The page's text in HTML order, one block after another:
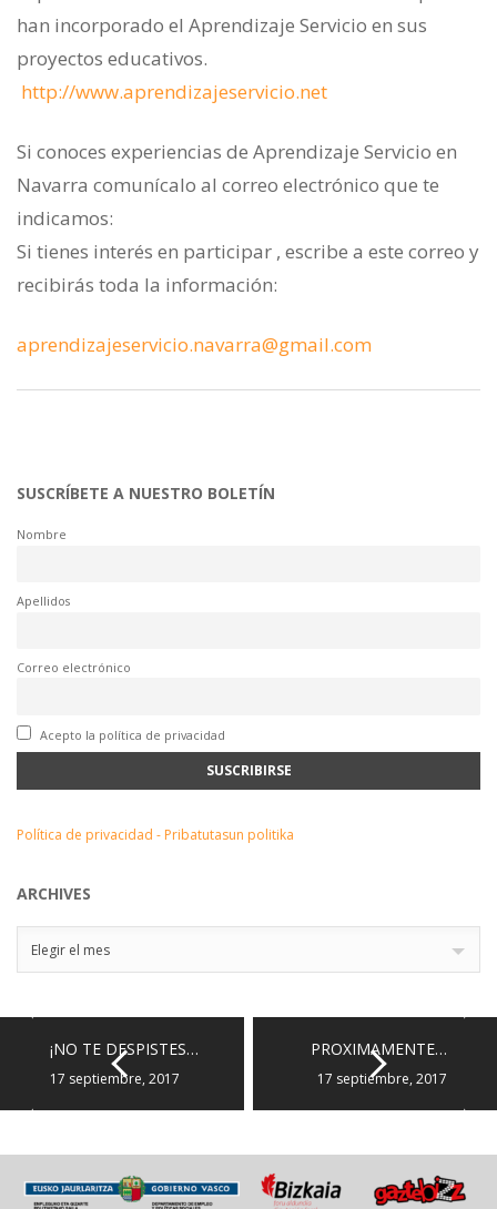
han incorporado el Aprendizaje Servicio en sus
proyectos educativos.
http://www.aprendizajeservicio.net
Si conoces experiencias de Aprendizaje Servicio en
Navarra comunícalo al correo electrónico que te
indicamos:
Si tienes interés en participar , escribe a este correo y
recibirás toda la información:
aprendizajeservicio.navarra@gmail.com
SUSCRÍBETE A NUESTRO BOLETÍN
Nombre
Apellidos
Correo electrónico
Acepto la política de privacidad
Política de privacidad - Pribatutasun politika
ARCHIVES
Elegir el mes
¡NO TE DESPISTES…
17 septiembre, 2017
PROXIMAMENTE…
17 septiembre, 2017